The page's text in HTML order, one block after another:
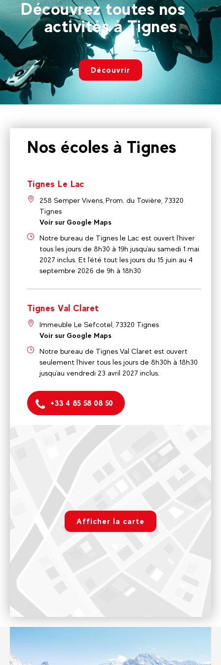
Découvrez toutes nos
activités à Tignes
Découvrir
Nos écoles à Tignes
Tignes Le Lac
258 Semper Vivens, Prom. du Tovière, 73320
Tignes
Voir sur Google Maps
Notre bureau de Tignes le Lac est ouvert l'hiver
tous les jours de 8h30 à 19h jusqu'au samedi 1 mai
2027 inclus. Et l'été tout les jours du 15 juin au 4
septembre 2026 de 9h à 18h30
Tignes Val Claret
Immeuble Le Sefcotel, 73320 Tignes
Voir sur Google Maps
Notre bureau de Tignes Val Claret est ouvert
seulement l'hiver tous les jours de 8h30h à 18h30
jusqu'au vendredi 23 avril 2027 inclus.
+33 4 85 58 08 50
Paramétrer
258 Semper Vivens, Prom. du Tovière, 73320 Tignes
Notre bureau de Tignes le Lac est ouvert l'hiver tous les jours
de 8h30 à 19h jusqu'au samedi 1 mai 2027 inclus. Et l'été tout
les jours du 15 juin au 4 septembre 2026 de 9h à 18h30
Voir sur Google Maps
Tignes Val Claret
Immeuble Le Sefcotel, 73320 Tignes
Notre bureau de Tignes Val Claret est ouvert seulement
l'hiver tous les jours de 8h30h à 18h30 jusqu'au vendredi 23
Voir sur Google Maps
Afficher la carte